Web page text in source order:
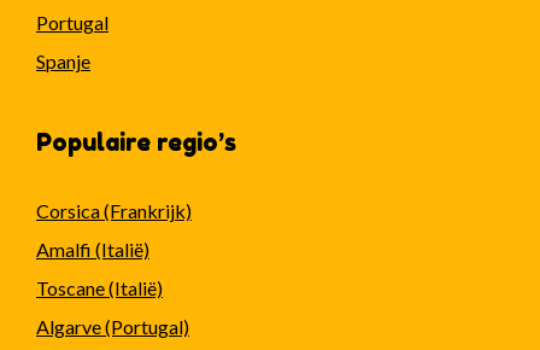
Portugal
Spanje
Populaire regio’s
Corsica (Frankrijk)
Amalfi (Italië)
Toscane (Italië)
Algarve (Portugal)